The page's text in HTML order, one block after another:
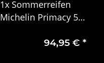
1x Sommerreifen
Michelin Primacy 5
94,95 €*